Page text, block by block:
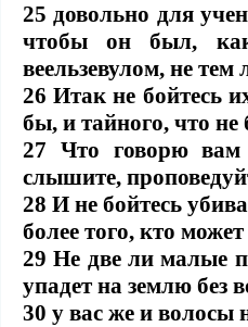
25 довольно для
чтобы он был, как
веельзевулом, не
26 Итак не бойтесь
бы, и тайного, что
27 Что говорю вам
слышите,
28 И не бойтесь
более того, кто
29 Не две ли малые
упадет на землю без
30 у вас же и волосы